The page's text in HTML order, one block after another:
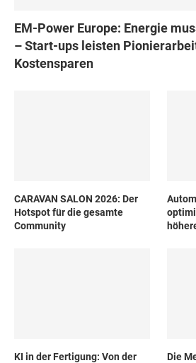
EM-Power Europe: Energie
– Start-ups leisten
Kostensparen
CARAVAN SALON 2026: Der
Hotspot für die gesamte
Community
KI in der Fertigung: Von der
Die